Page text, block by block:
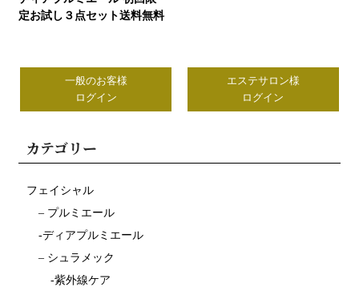
定お試し３点セット送料無料
一般のお客様
ログイン
エステサロン様
ログイン
カテゴリー
フェイシャル
– プルミエール
-ディアプルミエール
– シュラメック
-紫外線ケア